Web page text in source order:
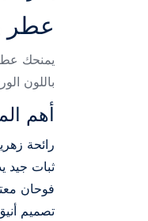
عطر
يمنحك
باللون
أهم
رائحة
ثبات جيد
فوحان
تصميم